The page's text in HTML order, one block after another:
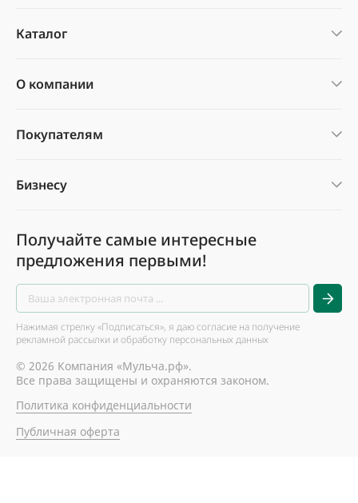
Каталог
О компании
Покупателям
Бизнесу
Получайте самые интересные
предложения первыми!
Нажимая стрелку «Подписаться», я даю согласие на получение
рекламной рассылки и обработку персональных данных
© 2026 Компания «Мульча.рф».
Все права защищены и охраняются законом.
Политика конфиденциальности
Публичная оферта